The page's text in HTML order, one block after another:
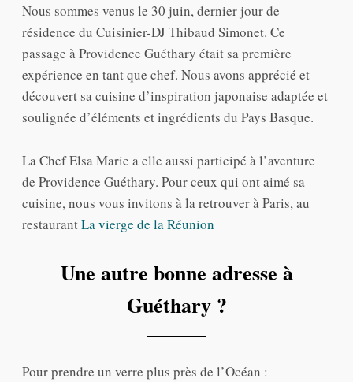
Nous sommes venus le 30 juin, dernier jour de
résidence du Cuisinier-DJ Thibaud Simonet. Ce
passage à Providence Guéthary était sa première
expérience en tant que chef. Nous avons apprécié et
découvert sa cuisine d’inspiration japonaise adaptée et
soulignée d’éléments et ingrédients du Pays Basque.
La Chef Elsa Marie a elle aussi participé à l’aventure
de Providence Guéthary. Pour ceux qui ont aimé sa
cuisine, nous vous invitons à la retrouver à Paris, au
restaurantLa vierge de la Réunion
Une autre bonne adresse à
Guéthary ?
Pour prendre un verre plus près de l’Océan :